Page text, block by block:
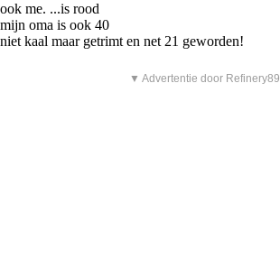
ook me. ...is rood
mijn oma is ook 40
niet kaal maar getrimt en net 21 geworden!
▼ Advertentie door Refinery89